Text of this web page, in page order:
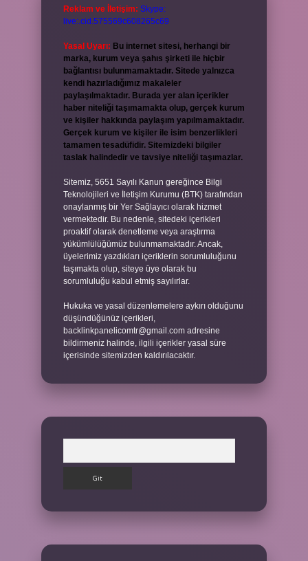
Reklam ve İletişim: Skype:
live:.cid.575569c608265c69
Yasal Uyarı: Bu internet sitesi, herhangi bir
marka, kurum veya şahıs şirketi ile hiçbir
bağlantısı bulunmamaktadır. Sitede yalnızca
kendi hazırladığımız makaleler
paylaşılmaktadır. Burada yer alan içerikler
haber niteliği taşımamakta olup, gerçek kurum
ve kişiler hakkında paylaşım yapılmamaktadır.
Gerçek kurum ve kişiler ile isim benzerlikleri
tamamen tesadüfidir. Sitemizdeki bilgiler
taslak halindedir ve tavsiye niteliği taşımazlar.
Sitemiz, 5651 Sayılı Kanun gereğince Bilgi
Teknolojileri ve İletişim Kurumu (BTK) tarafından
onaylanmış bir Yer Sağlayıcı olarak hizmet
vermektedir. Bu nedenle, sitedeki içerikleri
proaktif olarak denetleme veya araştırma
yükümlülüğümüz bulunmamaktadır. Ancak,
üyelerimiz yazdıkları içeriklerin sorumluluğunu
taşımakta olup, siteye üye olarak bu
sorumluluğu kabul etmiş sayılırlar.
Hukuka ve yasal düzenlemelere aykırı olduğunu
düşündüğünüz içerikleri,
backlinkpanelicomtr@gmail.com adresine
bildirmeniz halinde, ilgili içerikler yasal süre
içerisinde sitemizden kaldırılacaktır.